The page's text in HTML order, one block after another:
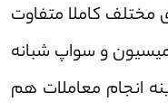
مختلف کاملا متفاوت
و سواپ شبانه
انجام معاملات هم